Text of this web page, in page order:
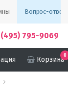
Вопрос-ответ
(495) 795-9069
Корзина
0